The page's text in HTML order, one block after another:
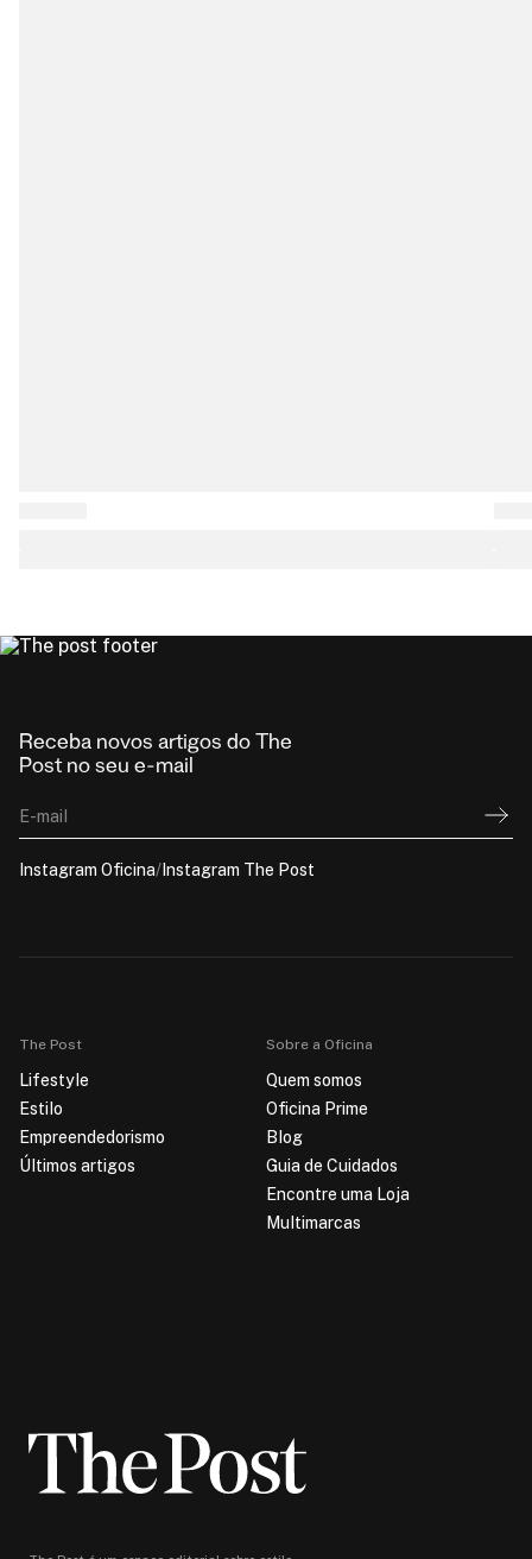
Receba novos artigos do The
Post no seu e-mail
E-mail
Instagram Oficina/ Instagram The Post
The Post
Lifestyle
Estilo
Empreendedorismo
Últimos artigos
Sobre a Oficina
Quem somos
Oficina Prime
Blog
Guia de Cuidados
Encontre uma Loja
Multimarcas